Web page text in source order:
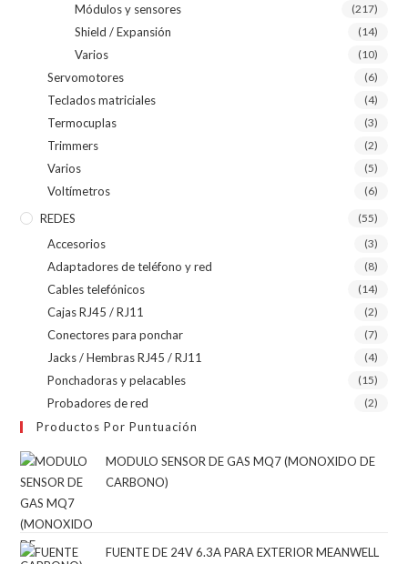
Módulos y sensores (217)
Shield / Expansión (14)
Varios (10)
Servomotores (6)
Teclados matriciales (4)
Termocuplas (3)
Trimmers (2)
Varios (5)
Voltímetros (6)
REDES (55)
Accesorios (3)
Adaptadores de teléfono y red (8)
Cables telefónicos (14)
Cajas RJ45 / RJ11 (2)
Conectores para ponchar (7)
Jacks / Hembras RJ45 / RJ11 (4)
Ponchadoras y pelacables (15)
Probadores de red (2)
Productos Por Puntuación
MODULO SENSOR DE GAS MQ7 (MONOXIDO DE
CARBONO)
FUENTE DE 24V 6.3A PARA EXTERIOR MEANWELL